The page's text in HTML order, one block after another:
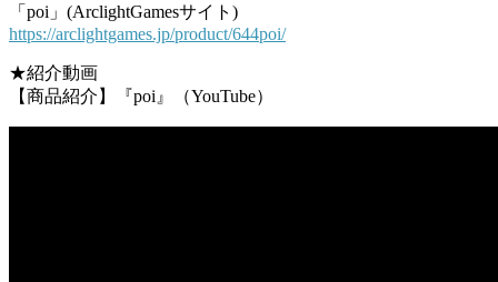
「poi」(ArclightGamesサイト)
https://arclightgames.jp/product/644poi/
★紹介動画
【商品紹介】『poi』（YouTube）